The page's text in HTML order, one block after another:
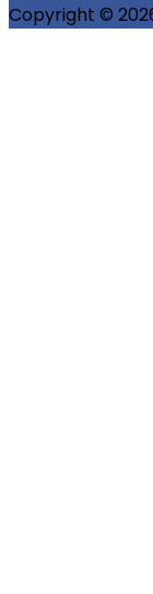
Copyright ©